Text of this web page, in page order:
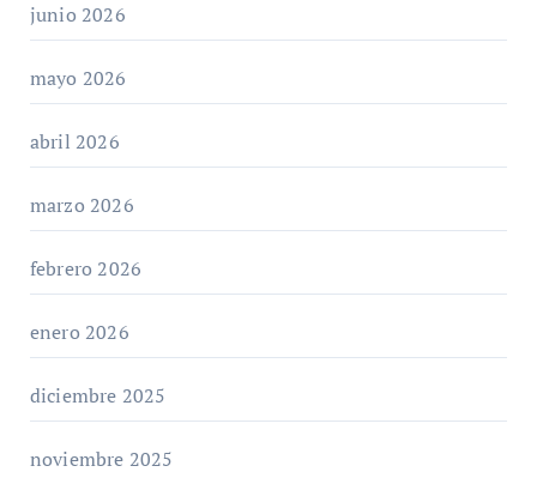
junio 2026
mayo 2026
abril 2026
marzo 2026
febrero 2026
enero 2026
diciembre 2025
noviembre 2025